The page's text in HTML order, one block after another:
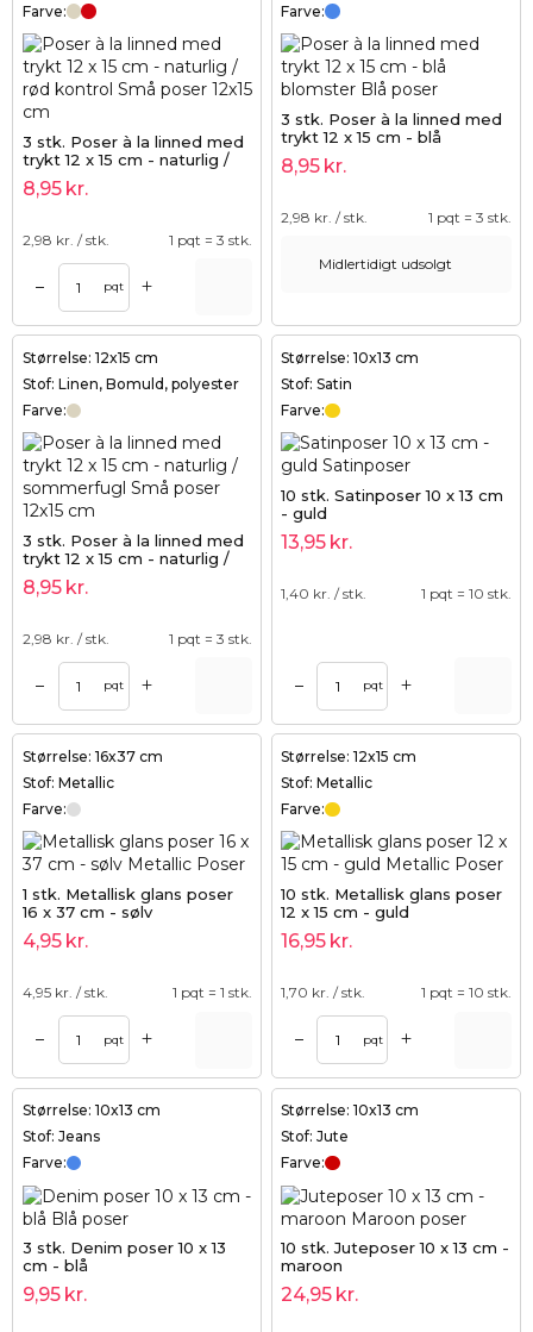
Farve:
3 stk. Poser à la linned med
trykt 12 x 15 cm - naturlig /
rød kontrol
8,95 kr.
2,98 kr. / stk. 1 pqt = 3 stk.
– pqt +
Farve:
3 stk. Poser à la linned med
trykt 12 x 15 cm - blå
blomster
8,95 kr.
2,98 kr. / stk. 1 pqt = 3 stk.
Midlertidigt udsolgt
Størrelse: 12x15 cm
Stof: Linen, Bomuld, polyester
Farve:
3 stk. Poser à la linned med
trykt 12 x 15 cm - naturlig /
sommerfugl
8,95 kr.
2,98 kr. / stk. 1 pqt = 3 stk.
– pqt +
Størrelse: 10x13 cm
Stof: Satin
Farve:
10 stk. Satinposer 10 x 13 cm
- guld
13,95 kr.
1,40 kr. / stk. 1 pqt = 10 stk.
– pqt +
Størrelse: 16x37 cm
Stof: Metallic
Farve:
1 stk. Metallisk glans poser
16 x 37 cm - sølv
4,95 kr.
4,95 kr. / stk. 1 pqt = 1 stk.
– pqt +
Størrelse: 12x15 cm
Stof: Metallic
Farve:
10 stk. Metallisk glans poser
12 x 15 cm - guld
16,95 kr.
1,70 kr. / stk. 1 pqt = 10 stk.
– pqt +
Størrelse: 10x13 cm
Stof: Jeans
Farve:
3 stk. Denim poser 10 x 13
cm - blå
9,95 kr.
Størrelse: 10x13 cm
Stof: Jute
Farve:
10 stk. Juteposer 10 x 13 cm -
maroon
24,95 kr.